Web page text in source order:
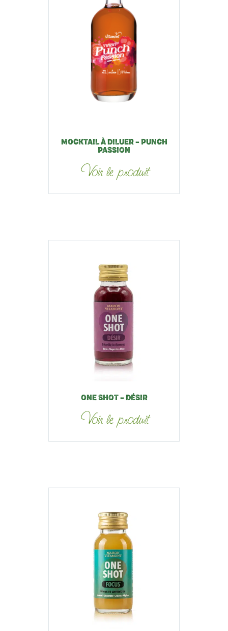
MOCKTAIL À DILUER – PUNCH
PASSION
Voir le produit
ONE SHOT – DÉSIR
Voir le produit